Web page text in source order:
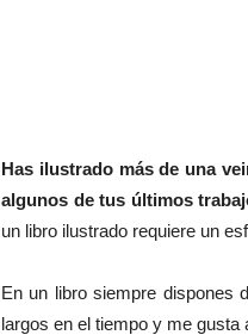
Has ilustrado más de una
algunos de tus últimos
un libro ilustrado requiere un
En un libro siempre dispones
largos en el tiempo y me gusta